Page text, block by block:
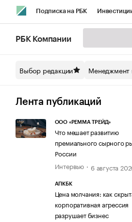
Подписка на РБК
Спецпроекты СПб
Технологии и медиа
РБК Компании
Выбор редакции Менеджмент
Лента публикаций
ООО «РЕММА ТРЕЙД»
Что мешает развитию
премиального сырного
России
Интервью
6 августа
АПКБК
Цена молчания: как
корпоративная агрессия
разрушает бизнес